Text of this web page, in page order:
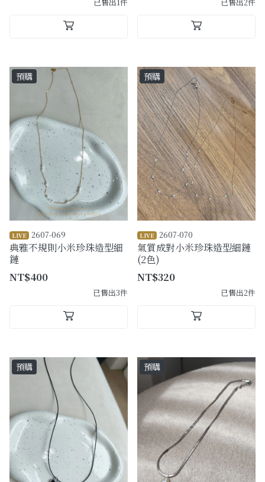
預購
LIVE 2607-069
典雅不規則小米珍珠造型細
鏈
NT$400
已售出3件
預購
LIVE 2607-070
氣質成對小米珍珠造型細鏈
(2色)
NT$320
已售出2件
預購 預購